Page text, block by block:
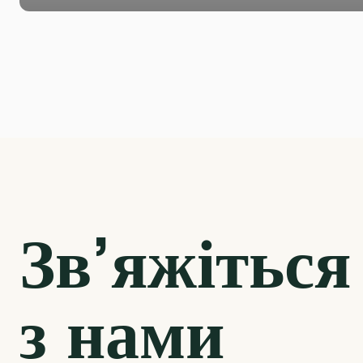
Зв’яжіться
з нами